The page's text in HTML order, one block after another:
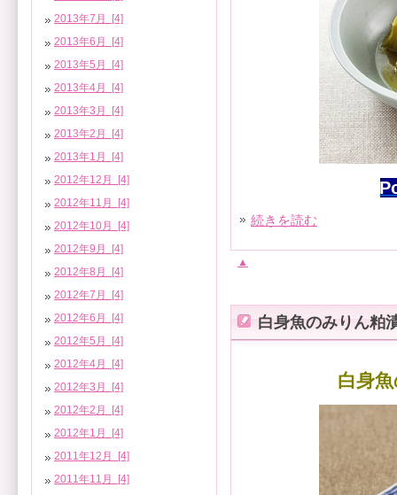
続きを読む
▲
白身魚のみりん粕
白身
2013年7月 [4]
2013年6月 [4]
2013年5月 [4]
2013年4月 [4]
2013年3月 [4]
2013年2月 [4]
2013年1月 [4]
2012年12月 [4]
2012年11月 [4]
2012年10月 [4]
2012年9月 [4]
2012年8月 [4]
2012年7月 [4]
2012年6月 [4]
2012年5月 [4]
2012年4月 [4]
2012年3月 [4]
2012年2月 [4]
2012年1月 [4]
2011年12月 [4]
2011年11月 [4]